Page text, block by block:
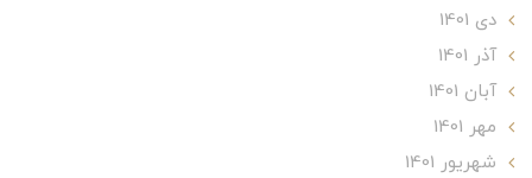
دی 1401
آذر 1401
آبان 1401
مهر 1401
شهریور 1401